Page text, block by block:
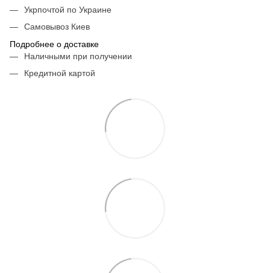
Укрпочтой по Украине
Самовывоз Киев
Подробнее о доставке
Наличными при получении
Кредитной картой